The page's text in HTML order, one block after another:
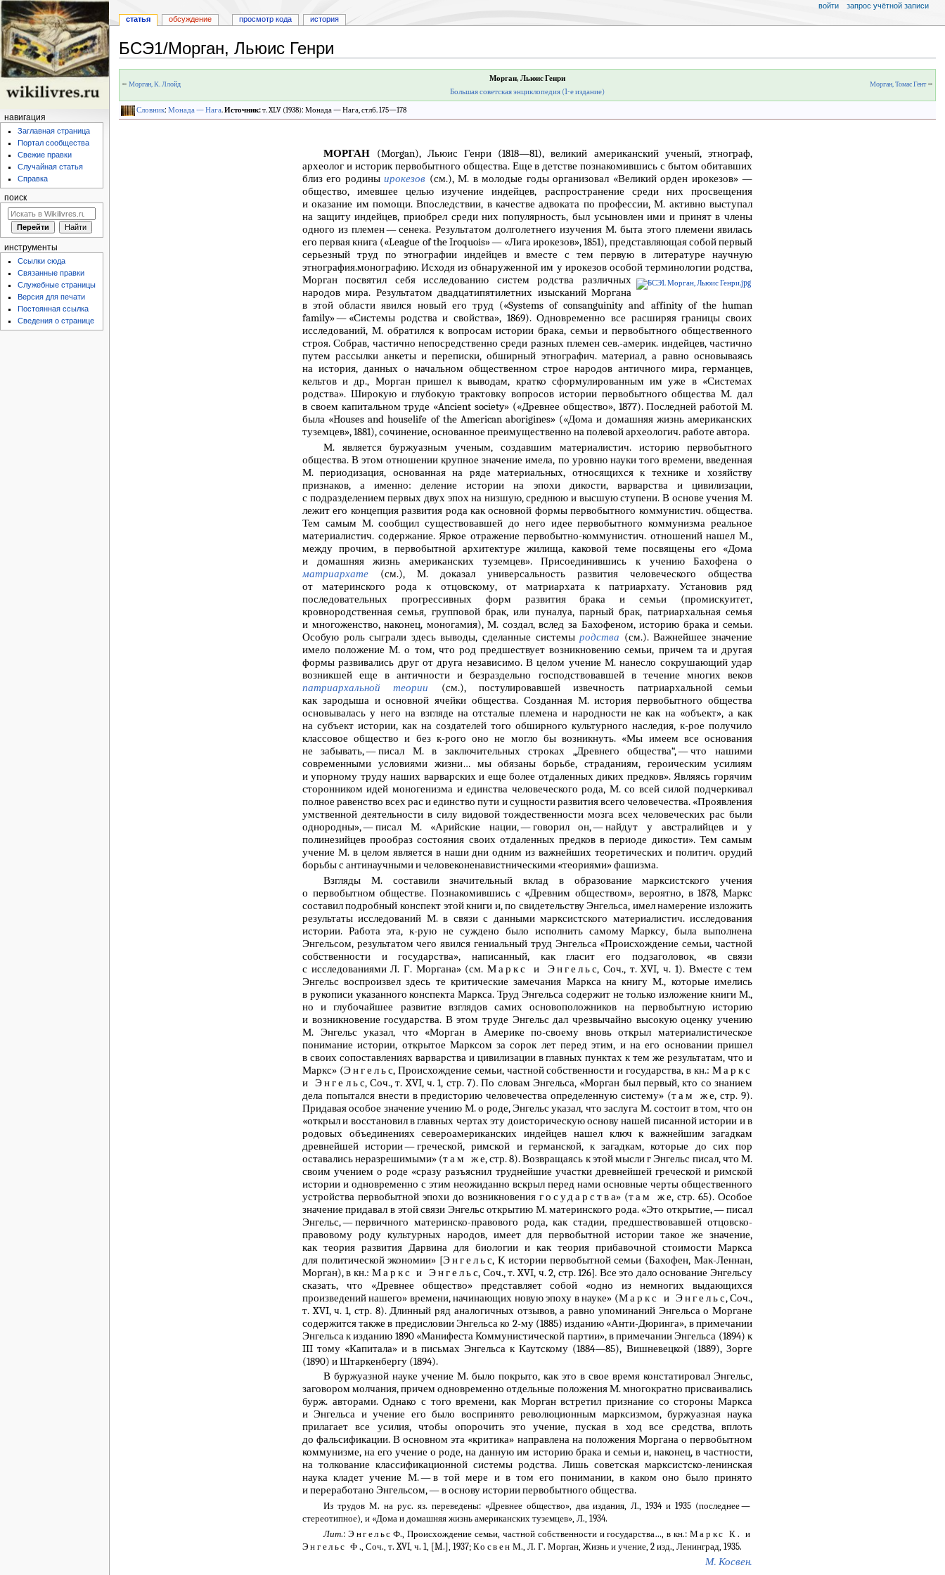
БСЭ1/Морган, Льюис Генри
навигации
поиску
← Морган, К. Ллойд
Морган, Льюис Генри
Большая советская энциклопедия (1-е издание)
Морган, Томас Гент→
Словник: Монада — Нага.Источник:т. XLV (1938): Монада — Нага, стлб. 175—178
МОРГАН (Morgan), Льюис Генри (1818—81), великий американский ученый, этнограф,
археолог и историк первобытного общества. Еще в детстве познакомившись с бытом обитавших
близ его родиныирокезов (см.), М. в молодые годы организовал «Великий орден ирокезов» ―
общество, имевшее целью изучение индейцев, распространение среди них просвещения
и оказание им помощи. Впоследствии, в качестве адвоката по профессии, М. активно выступал
на защиту индейцев, приобрел среди них популярность, был усыновлен ими и принят в члены
одного из племен — сенека. Результатом долголетнего изучения М. быта этого племени явилась
его первая книга («League of the Iroquois» — «Лига ирокезов», 1851), представляющая собой первый
серьезный труд по этнографии индейцев и вместе с тем первую в литературе научную
этнография.монографию. Исходя из обнаруженной им у ирокезов особойтерминологии родства,
Морган посвятил себя исследованию систем родства различных
народов мира. Результатом двадцатипятилетних изысканий Моргана
в этой области явился новый его труд («Systems of consanguinity and affinity of the human
family» — «Системы родства и свойства», 1869). Одновременно все расширяя границы своих
исследований, М. обратился к вопросам истории брака, семьи и первобытного общественного
строя. Собрав, частично непосредственно среди разных племен сев.-америк. индейцев, частично
путем рассылки анкеты и переписки, обширный этнографич. материал, а равно основываясь
на история, данных о начальном общественном строе народов античного мира, германцев,
кельтов и др., Морган пришел к выводам, кратко сформулированным им уже в «Системах
родства». Широкую и глубокую трактовку вопросов истории первобытного общества М. дал
в своем капитальном труде «Ancient society» («Древнее общество», 1877). Последней работой М.
была «Houses and houselife of the American aborigines» («Дома и домашняя жизнь американских
туземцев», 1881), сочинение, основанное преимущественно на полевой археологич. работе автора.
М. является буржуазным ученым, создавшим материалистич. историю первобытного
общества. В этом отношении крупное значение имела, по уровню науки того времени, введенная
М. периодизация, основанная на ряде материальных, относящихся к технике и хозяйству
признаков, а именно: деление истории на эпохи дикости, варварства и цивилизации,
с подразделением первых двух эпох на низшую, среднюю и высшую ступени. В основе учения М.
лежит его концепция развития рода как основной формы первобытного коммунистич. общества.
Тем самым М. сообщил существовавшей до него идее первобытного коммунизма реальное
материалистич. содержание. Яркое отражение первобытно-коммунистич. отношений нашел М.,
между прочим, в первобытной архитектуре жилища, каковой теме посвящены его «Дома
и домашняя жизнь американских туземцев». Присоединившись к учению Бахофена о
матриархате(см.), М. доказал универсальность развития человеческого общества
от материнского рода к отцовскому, от матриархата к патриархату. Установив ряд
последовательных прогрессивных форм развития брака и семьи (промискуитет,
кровнородственная семья, групповой брак, или пуналуа, парный брак, патриархальная семья
и многоженство, наконец, моногамия), М. создал, вслед за Бахофеном, историю брака и семьи.
Особую роль сыграли здесь выводы, сделанные системыродства (см.). Важнейшее значение
имело положение М. о том, что род предшествует возникновению семьи, причем та и другая
формы развивались друг от друга независимо. В целом учение М. нанесло сокрушающий удар
возникшей еще в античности и безраздельно господствовавшей в течение многих веков
патриархальной теории (см.), постулировавшей извечность патриархальной семьи
как зародыша и основной ячейки общества. Созданная М. история первобытного общества
основывалась у него на взгляде на отсталые племена и народности не как на «объект», а как
на субъект истории, как на создателей того обширного культурного наследия, к-рое получило
классовое общество и без к-рого оно не могло бы возникнуть. «Мы имеем все основания
не забывать, — писал М. в заключительных строках „Древнего общества“, — что нашими
современными условиями жизни… мы обязаны борьбе, страданиям, героическим усилиям
и упорному труду наших варварских и еще более отдаленных диких предков». Являясь горячим
сторонником идей моногенизма и единства человеческого рода, М. со всей силой подчеркивал
полное равенство всех рас и единство пути и сущности развития всего человечества. «Проявления
умственной деятельности в силу видовой тождественности мозга всех человеческих рас были
однородны», — писал М. «Арийские нации, — говорил он, — найдут у австралийцев и у
полинезийцев прообраз состояния своих отдаленных предков в периоде дикости». Тем самым
учение М. в целом является в наши дни одним из важнейших теоретических и политич. орудий
борьбы с антинаучными и человеконенавистническими «теориями» фашизма.
Взгляды М. составили значительный вклад в образование марксистского учения
о первобытном обществе. Познакомившись с «Древним обществом», вероятно, в 1878, Маркс
составил подробный конспект этой книги и, по свидетельству Энгельса, имел намерение изложить
результаты исследований М. в связи с данными марксистского материалистич. исследования
истории. Работа эта, к-рую не суждено было исполнить самому Марксу, была выполнена
Энгельсом, результатом чего явился гениальный труд Энгельса «Происхождение семьи, частной
собственности и государства», написанный, как гласит его подзаголовок, «в связи
с исследованиями Л. Г. Моргана» (см.Маркс и Энгельс, Соч., т. XVI, ч. 1). Вместе с тем
Энгельс воспроизвел здесь те критические замечания Маркса на книгу М., которые имелись
в рукописи указанного конспекта Маркса. Труд Энгельса содержит не только изложение книги М.,
но и глубочайшее развитие взглядов самих основоположников на первобытную историю
и возникновение государства. В этом труде Энгельс дал чрезвычайно высокую оценку учению
М. Энгельс указал, что «Морган в Америке по-своему вновь открыл материалистическое
понимание истории, открытое Марксом за сорок лет перед этим, и на его основании пришел
в своих сопоставлениях варварства и цивилизации в главных пунктах к тем же результатам, что и
Маркс» (Энгельс, Происхождение семьи, частной собственности и государства, в кн.: Маркс
и Энгельс, Соч., т. XVI, ч. 1, стр. 7). По словам Энгельса, «Морган был первый, кто со знанием
дела попытался внести в предисторию человечества определенную систему» (там же, стр. 9).
Придавая особое значение учению М. о роде, Энгельс указал, что заслуга М. состоит в том, что он
«открыл и восстановил в главных чертах эту доисторическую основу нашей писанной истории и в
родовых объединениях североамериканских индейцев нашел ключ к важнейшим загадкам
древнейшей истории — греческой, римской и германской, к загадкам, которые до сих пор
оставались неразрешимыми» (там же, стр. 8). Возвращаясь к этой мысли г Энгельс писал, что М.
своим учением о роде «сразу разъяснил труднейшие участки древнейшей греческой и римской
истории и одновременно с этим неожиданно вскрыл перед нами основные черты общественного
устройства первобытной эпохи до возникновения государства» (там же, стр. 65). Особое
значение придавал в этой связи Энгельс открытию М. материнского рода. «Это открытие, — писал
Энгельс, — первичного материнско-правового рода, как стадии, предшествовавшей отцовско-
правовому роду культурных народов, имеет для первобытной истории такое же значение,
как теория развития Дарвина для биологии и как теория прибавочной стоимости Маркса
для политической экономии» [Энгельс, К истории первобытной семьи (Бахофен, Мак-Леннан,
Морган), в кн.: Маркс и Энгельс, Соч., т. XVI, ч. 2, стр. 126]. Все это дало основание Энгельсу
сказать, что «Древнее общество» представляет собой «одно из немногих выдающихся
произведений нашего» времени, начинающих новую эпоху в науке» (Маркс и Энгельс, Соч.,
т. XVI, ч. 1, стр. 8). Длинный ряд аналогичных отзывов, а равно упоминаний Энгельса о Моргане
содержится также в предисловии Энгельса ко 2-му (1885) изданию «Анти-Дюринга», в примечании
Энгельса к изданию 1890 «Манифеста Коммунистической партии», в примечании Энгельса (1894) к
III тому «Капитала» и в письмах Энгельса к Каутскому (1884—85), Вишневецкой (1889), Зорге
(1890) и Штаркенбергу (1894).
В буржуазной науке учение М. было покрыто, как это в свое время констатировал Энгельс,
заговором молчания, причем одновременно отдельные положения М. многократно присваивались
бурж. авторами. Однако с того времени, как Морган встретил признание со стороны Маркса
и Энгельса и учение его было воспринято революционным марксизмом, буржуазная наука
прилагает все усилия, чтобы опорочить это учение, пуская в ход все средства, вплоть
до фальсификации. В основном эта «критика» направлена на положения Моргана о первобытном
коммунизме, на его учение о роде, на данную им историю брака и семьи и, наконец, в частности,
на толкование классификационной системы родства. Лишь советская марксистско-ленинская
наука кладет учение М. — в той мере и в том его понимании, в каком оно было принято
и переработано Энгельсом, — в основу истории первобытного общества.
Из трудов М. на рус. яз. переведены: «Древнее общество», два издания, Л., 1934 и 1935 (последнее —
стереотипное), и «Дома и домашняя жизнь американских туземцев», Л., 1934.
Лит.:Энгельс Ф., Происхождение семьи, частной собственности и государства…, в кн.: Маркс К. и
Энгельс Ф., Соч., т. XVI, ч. 1, [M.], 1937; Косвен М., Л. Г. Морган, Жизнь и учение, 2 изд., Ленинград, 1935.
М. Косвен.
статья обсуждение просмотр кода история
войти запрос учётной записи
навигация
Заглавная страница
Портал сообщества
Свежие правки
Случайная статья
Справка
поиск
инструменты
Ссылки сюда
Связанные правки
Служебные страницы
Версия для печати
Постоянная ссылка
Сведения о странице